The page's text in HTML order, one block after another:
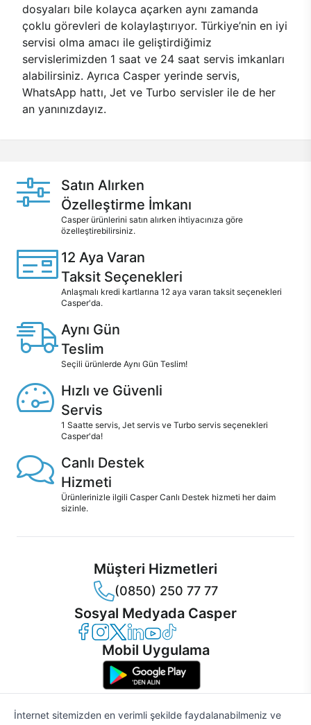
dosyaları bile kolayca açarken aynı zamanda
çoklu görevleri de kolaylaştırıyor. Türkiye’nin en iyi
servisi olma amacı ile geliştirdiğimiz
servislerimizden 1 saat ve 24 saat servis imkanları
alabilirsiniz. Ayrıca Casper yerinde servis,
WhatsApp hattı, Jet ve Turbo servisler ile de her
an yanınızdayız.
Satın Alırken
Özelleştirme İmkanı
Casper ürünlerini satın alırken ihtiyacınıza göre
özelleştirebilirsiniz.
12 Aya Varan
Taksit Seçenekleri
Anlaşmalı kredi kartlarına 12 aya varan taksit seçenekleri
Casper'da.
Aynı Gün
Teslim
Seçili ürünlerde Aynı Gün Teslim!
Hızlı ve Güvenli
Servis
1 Saatte servis, Jet servis ve Turbo servis seçenekleri
Casper'da!
Canlı Destek
Hizmeti
Ürünlerinizle ilgili Casper Canlı Destek hizmeti her daim
sizinle.
Müşteri Hizmetleri
(0850) 250 77 77
Sosyal Medyada Casper
Casper Facebook
Casper Instagram
Casper Twitter
Casper LinkedIn
Casper YouTube
Casper TikTok
Mobil Uygulama
İnternet sitemizden en verimli şekilde faydalanabilmeniz ve